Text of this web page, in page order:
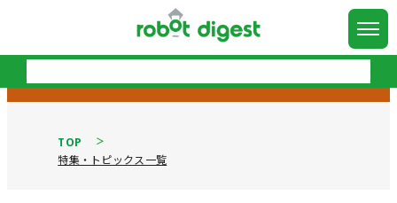
TOP
特集・トピックス一覧